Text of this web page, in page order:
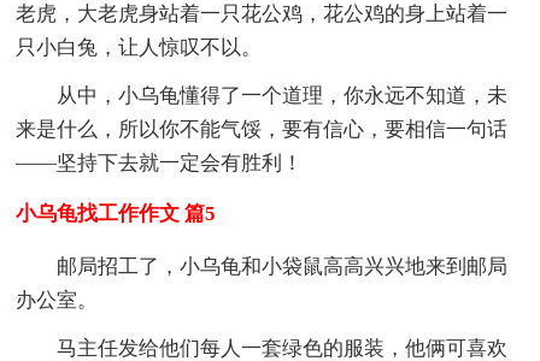
老虎，大老虎身站着一只花公鸡，花公鸡的身上站着一
只小白兔，让人惊叹不以。
从中，小乌龟懂得了一个道理，你永远不知道，未
来是什么，所以你不能气馁，要有信心，要相信一句话
――坚持下去就一定会有胜利！
小乌龟找工作作文 篇5
邮局招工了，小乌龟和小袋鼠高高兴兴地来到邮局
办公室。
马主任发给他们每人一套绿色的服装，他俩可喜欢